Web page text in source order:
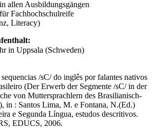
allen Ausbildungsgängen
Fachhochschulreife
Literacy)
in Uppsala (Schweden)
/sC/ do inglês por falantes nativos
(Der Erwerb der Segmente /sC/ in der
von Muttersprachlern des Brasilianisch-
in : Santos Lima, M. e Fontana, N.(Ed.)
e Segunda Língua, estudos descritivos.
EDUCS, 2006.